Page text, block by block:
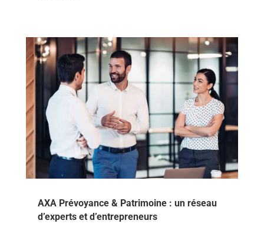
AXA Prévoyance & Patrimoine : un réseau
d’experts et d’entrepreneurs